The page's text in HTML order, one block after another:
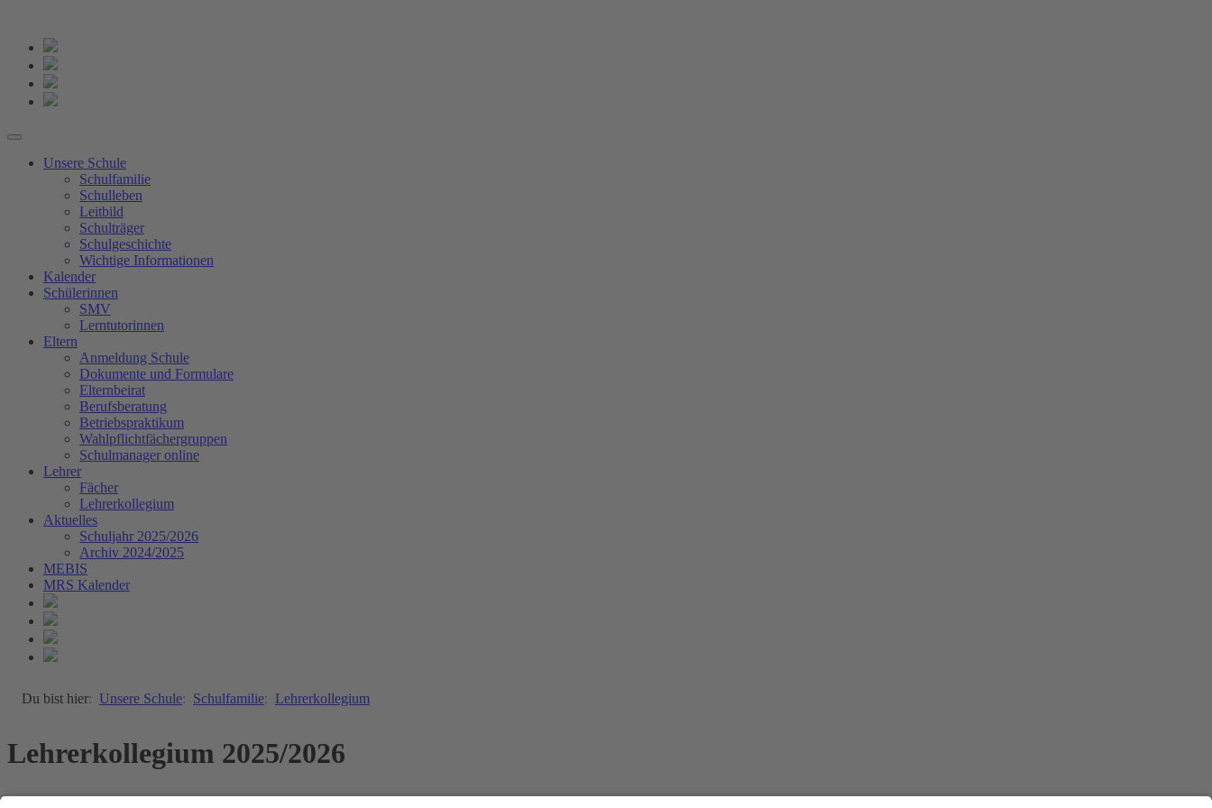
Unsere Schule
Schulfamilie
Schulleben
Leitbild
Schulträger
Schulgeschichte
Wichtige Informationen
Kalender
Schülerinnen
SMV
Lerntutorinnen
Eltern
Anmeldung Schule
Dokumente und Formulare
Elternbeirat
Berufsberatung
Betriebspraktikum
Wahlpflichtfächergruppen
Schulmanager online
Lehrer
Fächer
Lehrerkollegium
Aktuelles
Schuljahr 2025/2026
Archiv 2024/2025
MEBIS
MRS Kalender
Du bist hier Unsere Schule Schulfamilie Lehrerkollegium
Lehrerkollegium 2025/2026